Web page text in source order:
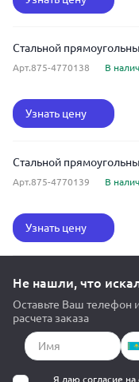
Стальной
Арт.875-4770138 В
Узнать цену
Стальной
Арт.875-4770139 В
Узнать цену
Не нашли, что
Оставьте Ваш телефон
расчета заказа
Я даю согласие на